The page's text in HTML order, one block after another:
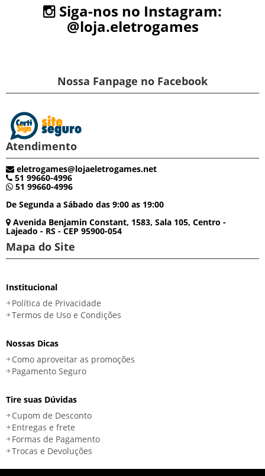
Siga-nos no Instagram:
@loja.eletrogames
Nossa Fanpage no Facebook
Atendimento
eletrogames@lojaeletrogames.net
51 99660-4996
51 99660-4996
De Segunda a Sábado das 9:00 as 19:00
Avenida Benjamin Constant, 1583, Sala 105, Centro -
Lajeado - RS - CEP 95900-054
Mapa do Site
Institucional
Política de Privacidade
Termos de Uso e Condições
Nossas Dicas
Como aproveitar as promoções
Pagamento Seguro
Tire suas Dúvidas
Cupom de Desconto
Entregas e frete
Formas de Pagamento
Trocas e Devoluções